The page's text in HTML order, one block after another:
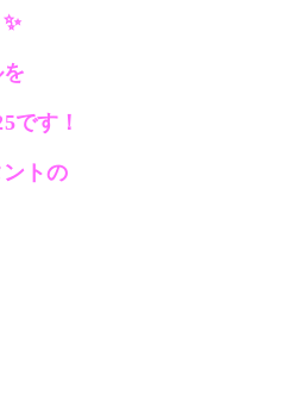
です！
トの